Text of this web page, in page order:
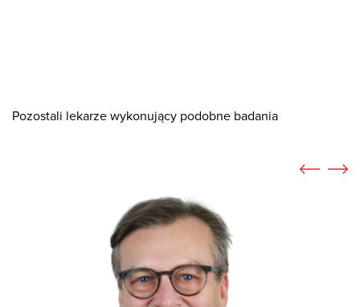
Pozostali lekarze wykonujący podobne badania